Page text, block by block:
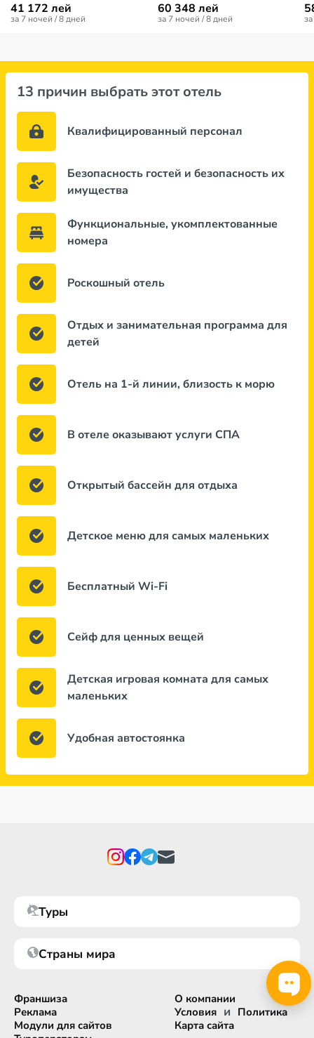
41 172 лей
за 7 ночей / 8 дней
60 348 лей
за 7 ночей / 8 дней
13 причин выбрать этот отель
Квалифицированный персонал
Безопасность гостей и безопасность их
имущества
Функциональные, укомплектованные
номера
Роскошный отель
Отдых и занимательная программа для
детей
Отель на 1-й линии, близость к морю
В отеле оказывают услуги СПА
Открытый бассейн для отдыха
Детское меню для самых маленьких
Бесплатный Wi-Fi
Сейф для ценных вещей
Детская игровая комната для самых
маленьких
Удобная автостоянка
Туры
Страны мира
Франшиза
Реклама
Модули для сайтов
О компании
Условия и Политика
Карта сайта